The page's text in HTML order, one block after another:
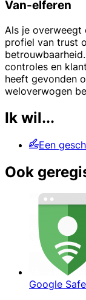
Van-elferen
Als je
profiel van trust
controles en
heeft gevonden
weloverwogen
Ik wil...
Een
Ook
Google